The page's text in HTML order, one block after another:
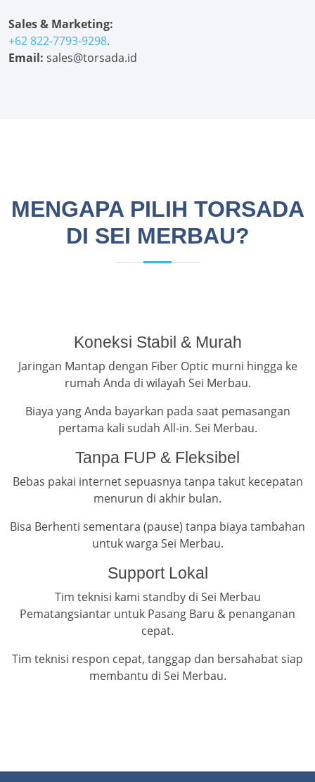
Sales & Marketing:
+62 822-7793-9298.
Email: sales@torsada.id
MENGAPA PILIH TORSADA
DI SEI MERBAU?
Koneksi Stabil & Murah
Jaringan Mantap dengan Fiber Optic murni hingga ke
rumah Anda di wilayah Sei Merbau.
Biaya yang Anda bayarkan pada saat pemasangan
pertama kali sudah All-in. Sei Merbau.
Tanpa FUP & Fleksibel
Bebas pakai internet sepuasnya tanpa takut kecepatan
menurun di akhir bulan.
Bisa Berhenti sementara (pause) tanpa biaya tambahan
untuk warga Sei Merbau.
Support Lokal
Tim teknisi kami standby di Sei Merbau
Pematangsiantar untuk Pasang Baru & penanganan
cepat.
Tim teknisi respon cepat, tanggap dan bersahabat siap
membantu di Sei Merbau.